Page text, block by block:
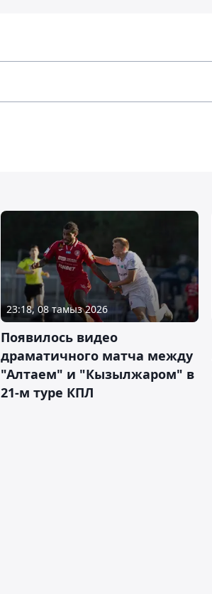
23:18, 08 тамыз 2026
Появилось видео
драматичного матча между
"Алтаем" и "Кызылжаром" в
21-м туре КПЛ